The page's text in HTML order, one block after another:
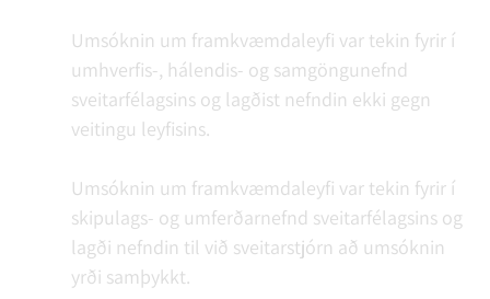
Umsóknin um framkvæmdaleyfi var tekin fyrir í
umhverfis-, hálendis- og samgöngunefnd
sveitarfélagsins og lagðist nefndin ekki gegn
veitingu leyfisins.
Umsóknin um framkvæmdaleyfi var tekin fyrir í
skipulags- og umferðarnefnd sveitarfélagsins og
lagði nefndin til við sveitarstjórn að umsóknin
yrði samþykkt.